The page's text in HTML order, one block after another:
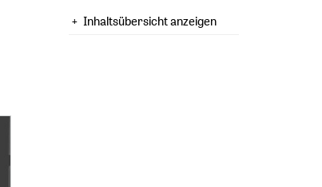
Inhaltsübersicht anzeigen